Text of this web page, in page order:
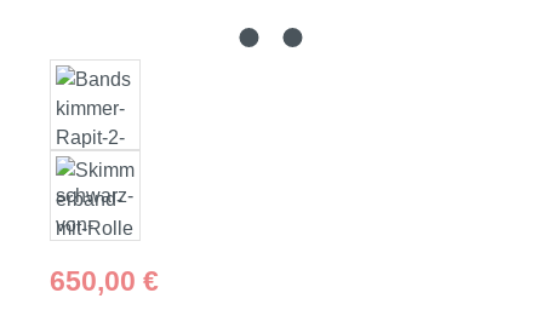
Regulärer Preis:
650,00 €